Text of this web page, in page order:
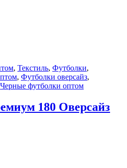
, Текстиль, Футболки,
, Футболки оверсайз,
Черные футболки оптом
180 Оверсайз